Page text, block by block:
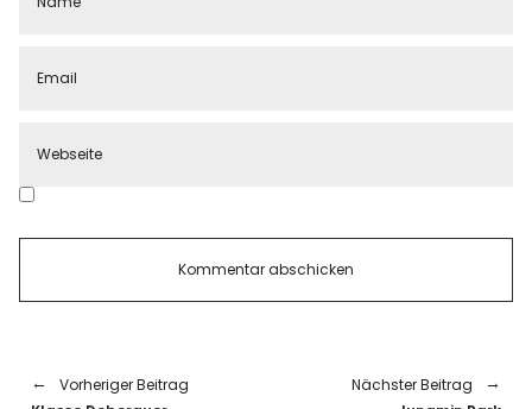
Vorheriger Beitrag
Nächster Beitrag